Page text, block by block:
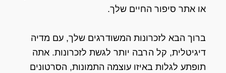
או אתר סיפור החיים שלך.
ברוך הבא לזכרונות המשודרגים שלך, עם מדיה
דיגיטלית, קל הרבה יותר לגשת לזכרונות. אתה
תופתע לגלות באיזו עוצמה התמונות, הסרטונים